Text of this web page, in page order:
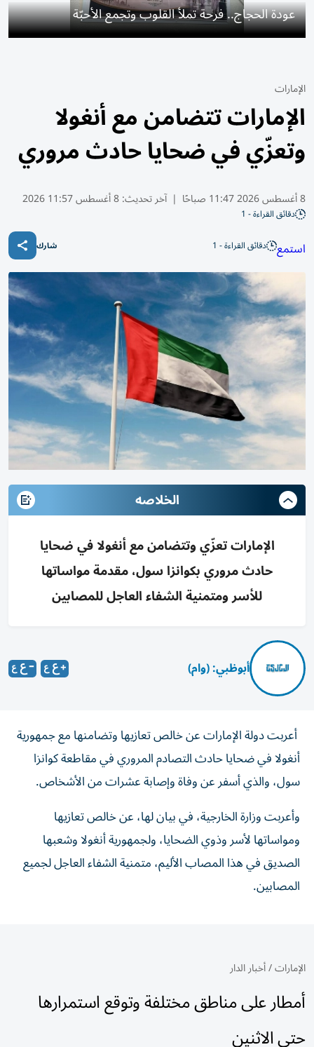
عودة الحجاج.. فرحة تملأ القلوب وتجمع الأحبّة
الإمارات
الإمارات تتضامن مع أنغولا
وتعزّي في ضحايا حادث مروري
8 أغسطس 2026 11:47 صباحًا | آخر تحديث:8 أغسطس 11:57 2026
دقائق القراءة - 1
استمع دقائق القراءة - 1 شارك
الخلاصه
الإمارات تعزّي وتتضامن مع أنغولا في ضحايا
حادث مروري بكوانزا سول، مقدمة مواساتها
للأسر ومتمنية الشفاء العاجل للمصابين
أبوظبي: (وام)
أعربت دولة الإمارات عن خالص تعازيها وتضامنها مع جمهورية
أنغولا في ضحايا حادث التصادم المروري في مقاطعة كوانزا
سول، والذي أسفر عن وفاة وإصابة عشرات من الأشخاص.
وأعربت وزارة الخارجية، في بيان لها، عن خالص تعازيها
ومواساتها لأسر وذوي الضحايا، ولجمهورية أنغولا وشعبها
الصديق في هذا المصاب الأليم، متمنية الشفاء العاجل لجميع
المصابين.
الإمارات/أخبار الدار
أمطار على مناطق مختلفة وتوقع استمرارها
حتى الاثنين